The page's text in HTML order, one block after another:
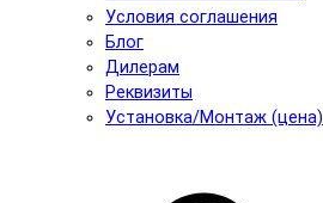
Условия соглашения
Блог
Дилерам
Реквизиты
Установка/Монтаж (цена)